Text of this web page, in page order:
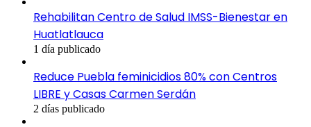
Rehabilitan Centro de Salud IMSS-Bienestar en
Huatlatlauca
1 día publicado
Reduce Puebla feminicidios 80% con Centros
LIBRE y Casas Carmen Serdán
2 días publicado